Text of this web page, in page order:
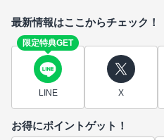
最新情報はここからチェック！
限定特典GET
LINE X
お得にポイントゲット！